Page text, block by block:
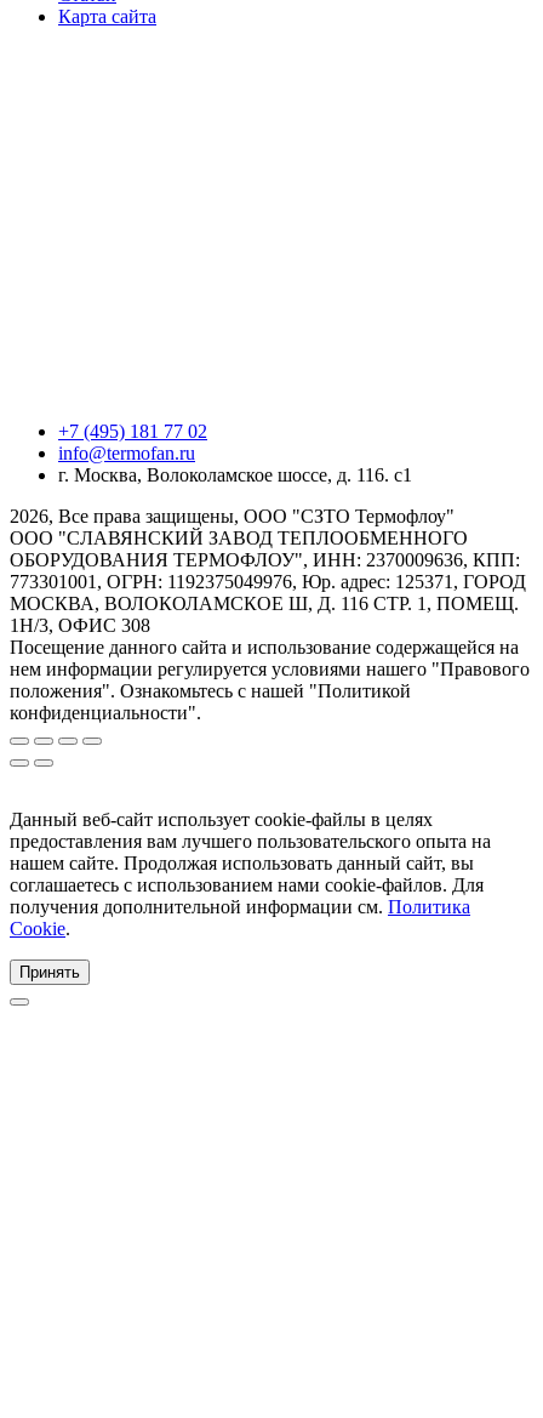
Карта сайта
+7 (495) 181 77 02
info@termofan.ru
г. Москва, Волоколамское шоссе, д. 116. с1
2026, Все права защищены, ООО "СЗТО Термофлоу"
ООО "СЛАВЯНСКИЙ ЗАВОД ТЕПЛООБМЕННОГО
ОБОРУДОВАНИЯ ТЕРМОФЛОУ", ИНН: 2370009636, КПП:
773301001, ОГРН: 1192375049976, Юр. адрес: 125371, ГОРОД
МОСКВА, ВОЛОКОЛАМСКОЕ Ш, Д. 116 СТР. 1, ПОМЕЩ.
1Н/3, ОФИС 308
Посещение данного сайта и использование содержащейся на
нем информации регулируется условиями нашего "Правового
положения". Ознакомьтесь с нашей "Политикой
конфиденциальности".
Данный веб-сайт использует cookie-файлы в целях
предоставления вам лучшего пользовательского опыта на
нашем сайте. Продолжая использовать данный сайт, вы
соглашаетесь с использованием нами cookie-файлов. Для
получения дополнительной информации см. Политика
Cookie.
Принять